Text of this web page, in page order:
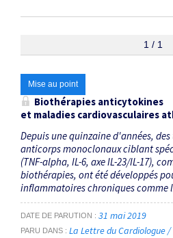
1 / 1
Mise au point
Biothérapies anticytokines
et maladies cardiovasculaires
Depuis une quinzaine d'années,
anticorps monoclonaux ciblant
(TNF-alpha, IL-6, axe IL-23/IL-17),
biothérapies, ont été développés
inflammatoires chroniques comme
DATE DE PARUTION 31 mai 2019
PARU DANS La Lettre du Cardiologue /